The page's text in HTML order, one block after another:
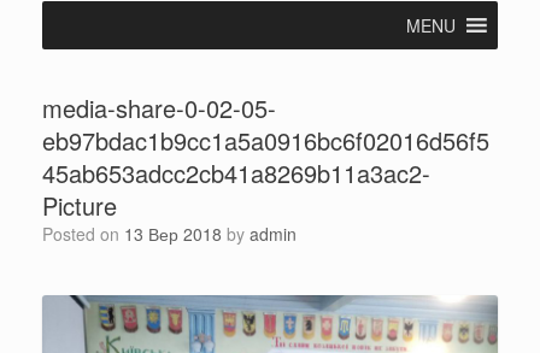
MENU
media-share-0-02-05-
eb97bdac1b9cc1a5a0916bc6f02016d56f5
45ab653adcc2cb41a8269b11a3ac2-
Picture
Posted on 13 Вер 2018 by admin